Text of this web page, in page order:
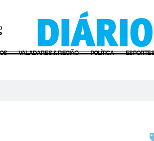
VALADARES & REGIÃO POLÍTICA ESPORTES